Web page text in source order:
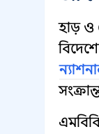
হাড় ও